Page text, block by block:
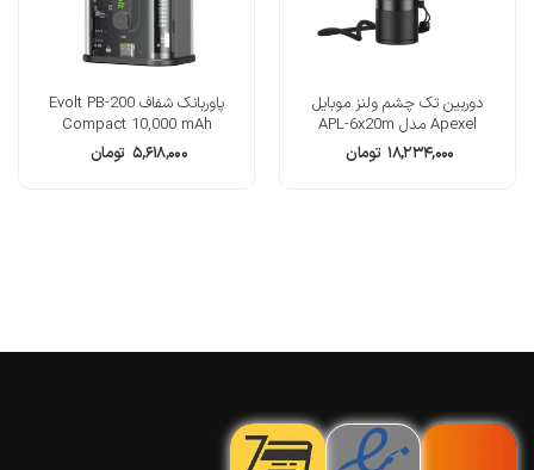
دوربین تک چشم ولنز موبایل
Apexel مدل APL-6x20m
۱۸,۲۳۴,۰۰۰ تومان
پاوربانک شفاف Evolt PB-200
Compact 10,000 mAh
۵,۶۱۸,۰۰۰ تومان